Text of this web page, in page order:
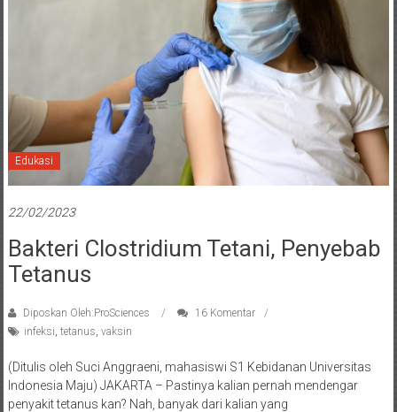
Edukasi
22/02/2023
Bakteri Clostridium Tetani, Penyebab
Tetanus
Diposkan Oleh:ProSciences
16 Komentar
infeksi tetanus vaksin
(Ditulis oleh Suci Anggraeni, mahasiswi S1 Kebidanan Universitas
Indonesia Maju) JAKARTA – Pastinya kalian pernah mendengar
penyakit tetanus kan? Nah, banyak dari kalian yang